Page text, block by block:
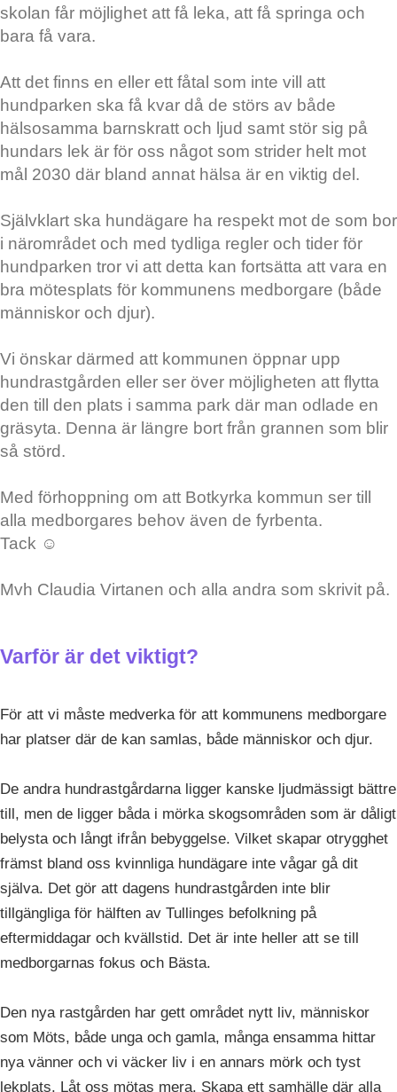
skolan får möjlighet att få leka, att få springa och
bara få vara.
Att det finns en eller ett fåtal som inte vill att
hundparken ska få kvar då de störs av både
hälsosamma barnskratt och ljud samt stör sig på
hundars lek är för oss något som strider helt mot
mål 2030 där bland annat hälsa är en viktig del.
Självklart ska hundägare ha respekt mot de som bor
i närområdet och med tydliga regler och tider för
hundparken tror vi att detta kan fortsätta att vara en
bra mötesplats för kommunens medborgare (både
människor och djur).
Vi önskar därmed att kommunen öppnar upp
hundrastgården eller ser över möjligheten att flytta
den till den plats i samma park där man odlade en
gräsyta. Denna är längre bort från grannen som blir
så störd.
Med förhoppning om att Botkyrka kommun ser till
alla medborgares behov även de fyrbenta.
Tack ☺️
Mvh Claudia Virtanen och alla andra som skrivit på.
Varför är det viktigt?
För att vi måste medverka för att kommunens medborgare
har platser där de kan samlas, både människor och djur.
De andra hundrastgårdarna ligger kanske ljudmässigt bättre
till, men de ligger båda i mörka skogsområden som är dåligt
belysta och långt ifrån bebyggelse. Vilket skapar otrygghet
främst bland oss kvinnliga hundägare inte vågar gå dit
själva. Det gör att dagens hundrastgården inte blir
tillgängliga för hälften av Tullinges befolkning på
eftermiddagar och kvällstid. Det är inte heller att se till
medborgarnas fokus och Bästa.
Den nya rastgården har gett området nytt liv, människor
som Möts, både unga och gamla, många ensamma hittar
nya vänner och vi väcker liv i en annars mörk och tyst
lekplats. Låt oss mötas mera. Skapa ett samhälle där alla